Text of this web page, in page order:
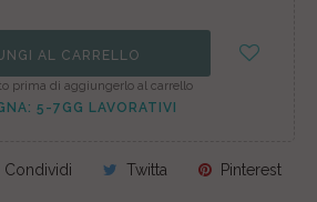
AL CARRELLO
prima di aggiungerlo al carrello
5-7GG LAVORATIVI
Condividi Twitta Pinterest